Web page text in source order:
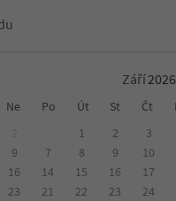
Září
Ne Po Út St Čt
9
16
23
1 2 3
7
8 9 10
14
15 16 17
21
22 23 24
Valdaora